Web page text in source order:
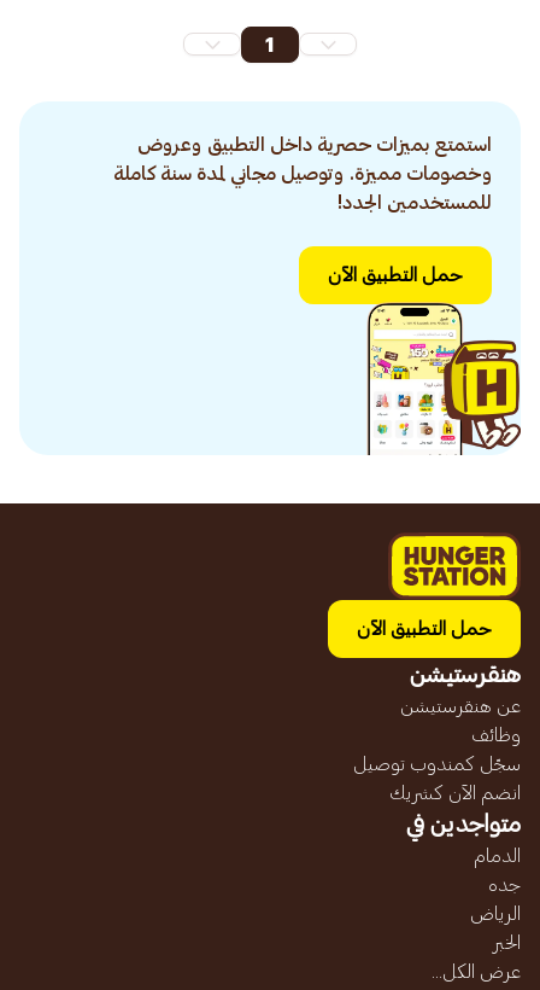
1
استمتع بميزات حصرية داخل التطبيق وعروض
وخصومات مميزة. وتوصيل مجاني لمدة سنة كاملة
للمستخدمين الجدد!
حمل التطبيق الآن
حمل التطبيق الآن
هنقرستيشن
عن هنقرستيشن
وظائف
سجّل كمندوب توصيل
انضم الآن كشريك
متواجدين في
الدمام
جده
الرياض
الخبر
عرض الكل...